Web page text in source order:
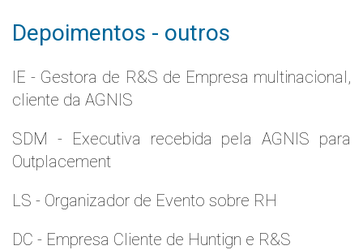
Depoimentos - outros
IE - Gestora de R&S de Empresa multinacional,
cliente da AGNIS
SDM - Executiva recebida pela AGNIS para
Outplacement
LS - Organizador de Evento sobre RH
DC - Empresa Cliente de Huntign e R&S